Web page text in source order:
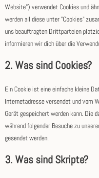
Website") verwendet Cookies und
werden all diese unter "Cookies"
uns beauftragten Drittparteien
informieren wir dich über die
2. Was sind Cookies?
Ein Cookie ist eine einfache kleine
Internetadresse versendet und vom
Gerät gespeichert werden kann. Die
während folgender Besuche zu
gesendet werden.
3. Was sind Skripte?